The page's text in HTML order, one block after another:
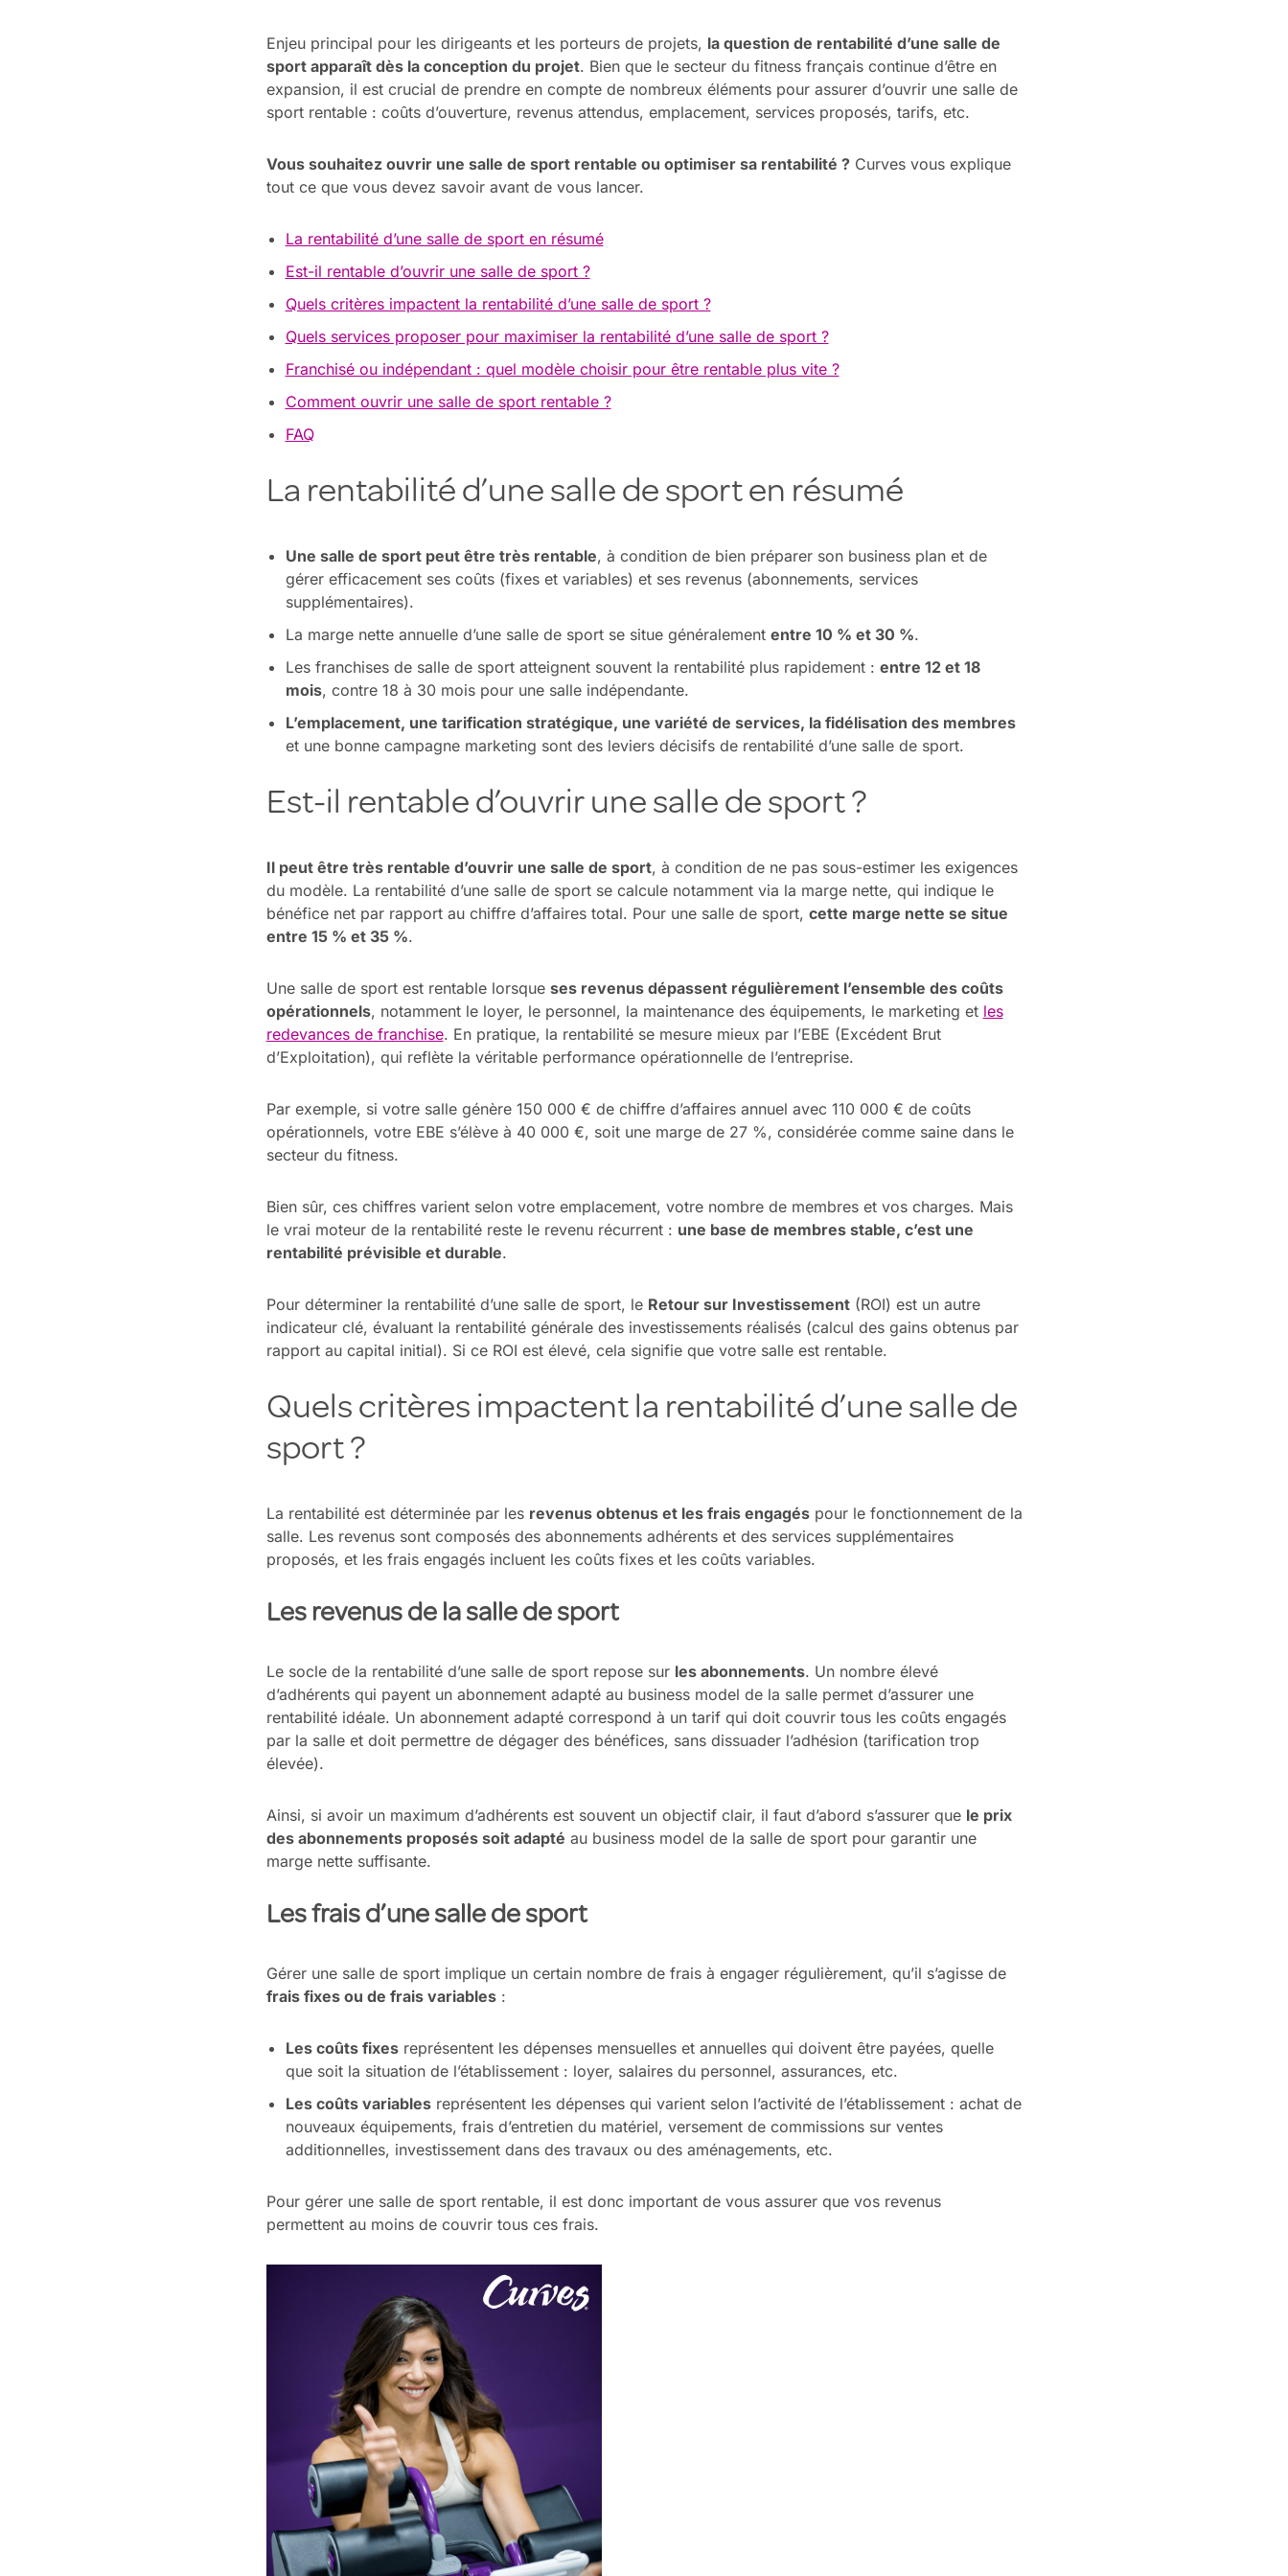
Enjeu principal pour les dirigeants et les porteurs de projets, la question de rentabilité d’une salle de
sport apparaît dès la conception du projet. Bien que le secteur du fitness français continue d’être en
expansion, il est crucial de prendre en compte de nombreux éléments pour assurer d’ouvrir une salle de
sport rentable : coûts d’ouverture, revenus attendus, emplacement, services proposés, tarifs, etc.
Vous souhaitez ouvrir une salle de sport rentable ou optimiser sa rentabilité ?Curves vous explique
tout ce que vous devez savoir avant de vous lancer.
La rentabilité d’une salle de sport en résumé
Est-il rentable d’ouvrir une salle de sport ?
Quels critères impactent la rentabilité d’une salle de sport ?
Quels services proposer pour maximiser la rentabilité d’une salle de sport ?
Franchisé ou indépendant : quel modèle choisir pour être rentable plus vite ?
Comment ouvrir une salle de sport rentable ?
FAQ
La rentabilité d’une salle de sport en résumé
Une salle de sport peut être très rentable, à condition de bien préparer son business plan et de
gérer efficacement ses coûts (fixes et variables) et ses revenus (abonnements, services
supplémentaires).
La marge nette annuelle d’une salle de sport se situe généralement entre 10 % et 30 %.
Les franchises de salle de sport atteignent souvent la rentabilité plus rapidement : entre 12 et 18
mois, contre 18 à 30 mois pour une salle indépendante.
L’emplacement, une tarification stratégique, une variété de services, la fidélisation des membres
et une bonne campagne marketing sont des leviers décisifs de rentabilité d’une salle de sport.
Est-il rentable d’ouvrir une salle de sport ?
Il peut être très rentable d’ouvrir une salle de sport, à condition de ne pas sous-estimer les exigences
du modèle. La rentabilité d’une salle de sport se calcule notamment via la marge nette, qui indique le
bénéfice net par rapport au chiffre d’affaires total. Pour une salle de sport, cette marge nette se situe
entre 15 % et 35 %.
Une salle de sport est rentable lorsque ses revenus dépassent régulièrement l’ensemble des coûts
opérationnels, notamment le loyer, le personnel, la maintenance des équipements, le marketing et les
redevances de franchise. En pratique, la rentabilité se mesure mieux par l’EBE (Excédent Brut
d’Exploitation), qui reflète la véritable performance opérationnelle de l’entreprise.
Par exemple, si votre salle génère 150 000 € de chiffre d’affaires annuel avec 110 000 € de coûts
opérationnels, votre EBE s’élève à 40 000 €, soit une marge de 27 %, considérée comme saine dans le
secteur du fitness.
Bien sûr, ces chiffres varient selon votre emplacement, votre nombre de membres et vos charges. Mais
le vrai moteur de la rentabilité reste le revenu récurrent : une base de membres stable, c’est une
rentabilité prévisible et durable.
Pour déterminer la rentabilité d’une salle de sport, le Retour sur Investissement(ROI) est un autre
indicateur clé, évaluant la rentabilité générale des investissements réalisés (calcul des gains obtenus par
rapport au capital initial). Si ce ROI est élevé, cela signifie que votre salle est rentable.
Quels critères impactent la rentabilité d’une salle de
sport ?
La rentabilité est déterminée par les revenus obtenus et les frais engagéspour le fonctionnement de la
salle. Les revenus sont composés des abonnements adhérents et des services supplémentaires
proposés, et les frais engagés incluent les coûts fixes et les coûts variables.
Les revenus de la salle de sport
Le socle de la rentabilité d’une salle de sport repose sur les abonnements. Un nombre élevé
d’adhérents qui payent un abonnement adapté au business model de la salle permet d’assurer une
rentabilité idéale. Un abonnement adapté correspond à un tarif qui doit couvrir tous les coûts engagés
par la salle et doit permettre de dégager des bénéfices, sans dissuader l’adhésion (tarification trop
élevée).
Ainsi, si avoir un maximum d’adhérents est souvent un objectif clair, il faut d’abord s’assurer que le prix
des abonnements proposés soit adapté au business model de la salle de sport pour garantir une
marge nette suffisante.
Les frais d’une salle de sport
Gérer une salle de sport implique un certain nombre de frais à engager régulièrement, qu’il s’agisse de
frais fixes ou de frais variables:
Les coûts fixesreprésentent les dépenses mensuelles et annuelles qui doivent être payées, quelle
que soit la situation de l’établissement : loyer, salaires du personnel, assurances, etc.
Les coûts variablesreprésentent les dépenses qui varient selon l’activité de l’établissement : achat de
nouveaux équipements, frais d’entretien du matériel, versement de commissions sur ventes
additionnelles, investissement dans des travaux ou des aménagements, etc.
Pour gérer une salle de sport rentable, il est donc important de vous assurer que vos revenus
permettent au moins de couvrir tous ces frais.